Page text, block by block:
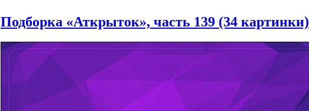
Подборка «Аткрыток», часть 139 (34 картинки)